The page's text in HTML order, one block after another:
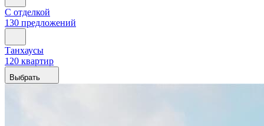
С отделкой
130 предложений
Танхаусы
120 квартир
Выбрать